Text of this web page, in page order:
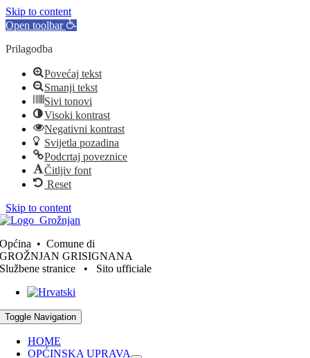
Skip to content
Open toolbar
Prilagodba
Povećaj tekst
Smanji tekst
Sivi tonovi
Visoki kontrast
Negativni kontrast
Svijetla pozadina
Podcrtaj poveznice
Čitljiv font
Reset
Skip to content
Općina • Comune di
GROŽNJAN GRISIGNANA
Službene stranice • Sito ufficiale
Toggle Navigation
HOME
OPĆINSKA UPRAVA